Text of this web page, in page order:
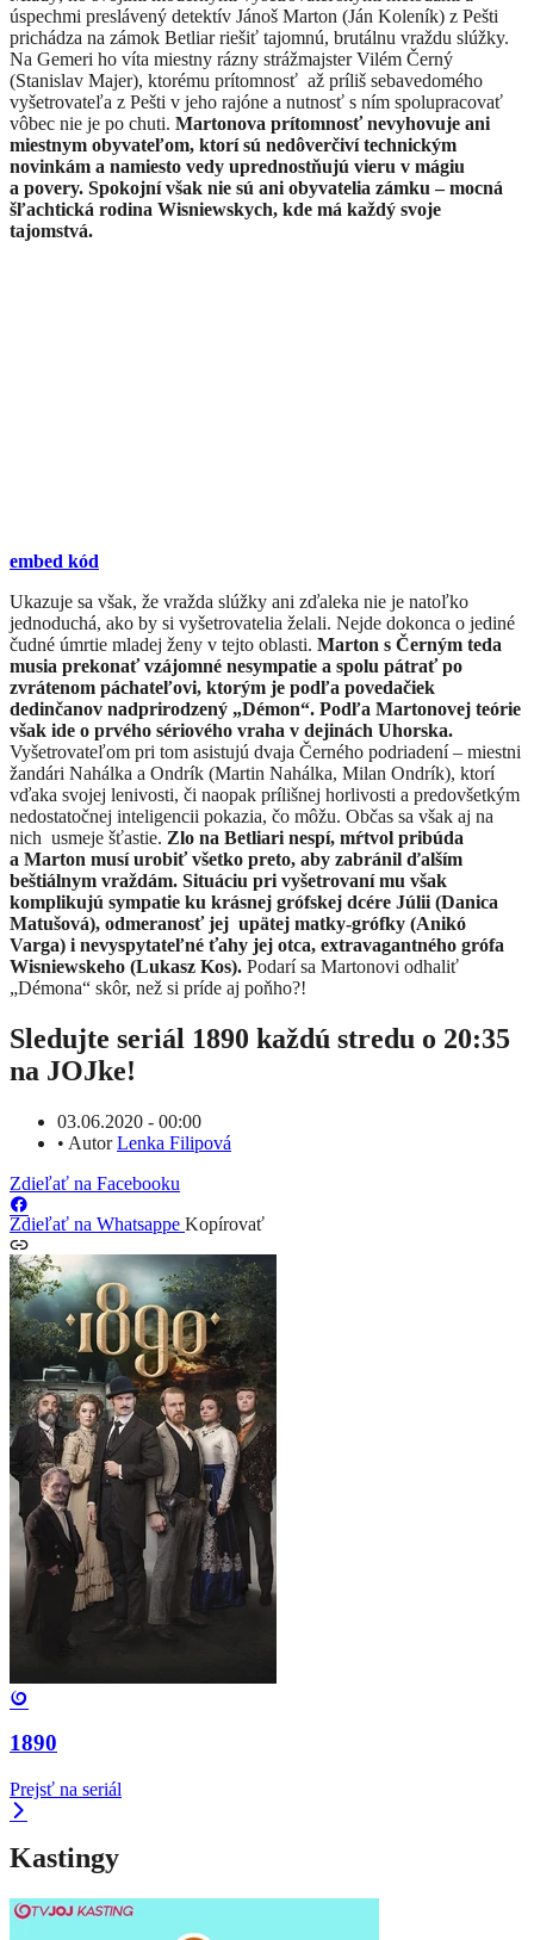
úspechmi preslávený detektív Jánoš Marton (Ján Koleník) z Pešti
prichádza na zámok Betliar riešiť tajomnú, brutálnu vraždu slúžky.
Na Gemeri ho víta miestny rázny strážmajster Vilém Černý
(Stanislav Majer), ktorému prítomnosť až príliš sebavedomého
vyšetrovateľa z Pešti v jeho rajóne a nutnosť s ním spolupracovať
vôbec nie je po chuti. Martonova prítomnosť nevyhovuje ani
miestnym obyvateľom, ktorí sú nedôverčiví technickým
novinkám a namiesto vedy uprednostňujú vieru v mágiu
a povery. Spokojní však nie sú ani obyvatelia zámku – mocná
šľachtická rodina Wisniewskych, kde má každý svoje
tajomstvá.
embed kód
​Ukazuje sa však, že vražda slúžky ani zďaleka nie je natoľko
jednoduchá, ako by si vyšetrovatelia želali. Nejde dokonca o jediné
čudné úmrtie mladej ženy v tejto oblasti. Marton s Černým teda
musia prekonať vzájomné nesympatie a spolu pátrať po
zvrátenom páchateľovi, ktorým je podľa povedačiek
dedinčanov nadprirodzený „Démon“. Podľa Martonovej teórie
však ide o prvého sériového vraha v dejinách Uhorska.
Vyšetrovateľom pri tom asistujú dvaja Černého podriadení – miestni
žandári Nahálka a Ondrík (Martin Nahálka, Milan Ondrík), ktorí
vďaka svojej lenivosti, či naopak prílišnej horlivosti a predovšetkým
nedostatočnej inteligencii pokazia, čo môžu. Občas sa však aj na
nich usmeje šťastie. Zlo na Betliari nespí, mŕtvol pribúda
a Marton musí urobiť všetko preto, aby zabránil ďalším
beštiálnym vraždám. Situáciu pri vyšetrovaní mu však
komplikujú sympatie ku krásnej grófskej dcére Júlii (Danica
Matušová), odmeranosť jej upätej matky-grófky (Anikó
Varga) i nevyspytateľné ťahy jej otca, extravagantného grófa
Wisniewskeho (Lukasz Kos). Podarí sa Martonovi odhaliť
„Démona“ skôr, než si príde aj poňho?!
Sledujte seriál 1890 každú stredu o 20:35
na JOJke!
03.06.2020 - 00:00
• AutorLenka Filipová
Zdieľať na Facebooku
Zdieľať na Whatsappe Kopírovať
1890
Prejsť na seriál
Kastingy